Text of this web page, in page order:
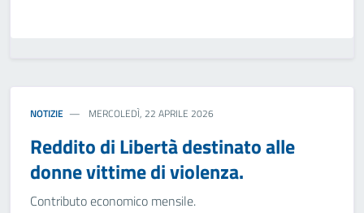
NOTIZIE MERCOLEDÌ, 22 APRILE 2026
Reddito di Libertà destinato alle
donne vittime di violenza.
Contributo economico mensile.